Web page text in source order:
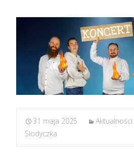
31 maja 2025 Aktualności
Słodyczka